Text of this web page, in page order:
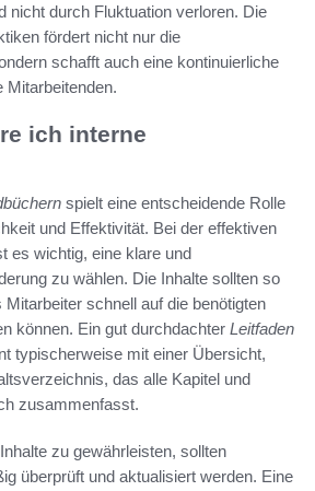
nicht durch Fluktuation verloren. Die
fördert nicht nur die
schafft auch eine kontinuierliche
Mitarbeitenden.
ich interne
spielt eine entscheidende Rolle
und Effektivität. Bei der effektiven
es wichtig, eine klare und
zu wählen. Die Inhalte sollten so
schnell auf die benötigten
können. Ein gut durchdachter Leitfaden
typischerweise mit einer Übersicht,
das alle Kapitel und
zusammenfasst.
zu gewährleisten, sollten
überprüft und aktualisiert werden. Eine